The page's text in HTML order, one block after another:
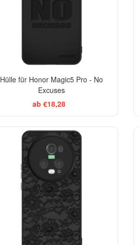
Hülle für Honor Magic5 Pro - No
Excuses
ab €18,28